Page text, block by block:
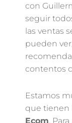
con
seguir
las ventas
pueden
contentos
Estamos
que tienen
Ecom.